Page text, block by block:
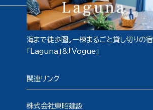
海まで徒歩圏。一棟まるごと貸し切りの宿
「Laguna」&「Vogue」
関連リンク
株式会社東昭建設